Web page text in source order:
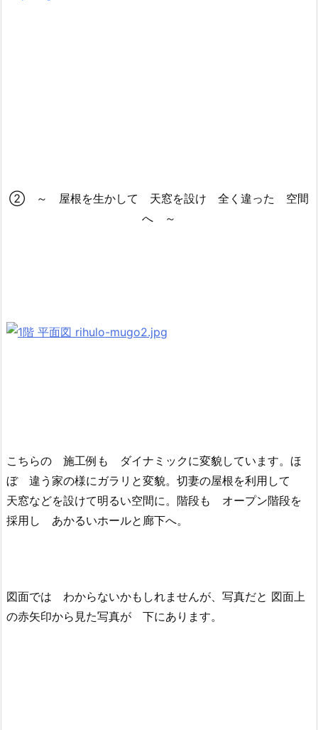
② ～ 屋根を生かして 天窓を設け 全く違った 空間
へ ～
こちらの 施工例も ダイナミックに変貌しています。ほ
ぼ 違う家の様にガラリと変貌。切妻の屋根を利用して
天窓などを設けて明るい空間に。階段も オープン階段を
採用し あかるいホールと廊下へ。
図面では わからないかもしれませんが、写真だと 図面上
の赤矢印から見た写真が 下にあります。